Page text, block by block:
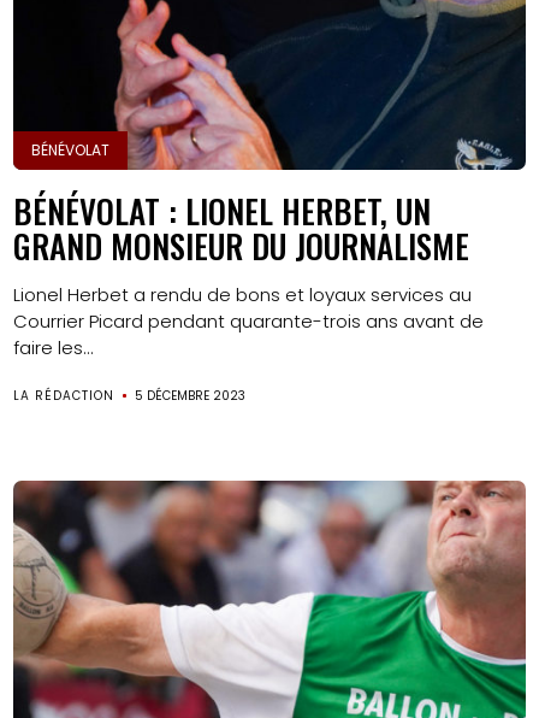
BÉNÉVOLAT
BÉNÉVOLAT : LIONEL HERBET, UN
GRAND MONSIEUR DU JOURNALISME
Lionel Herbet a rendu de bons et loyaux services au
Courrier Picard pendant quarante-trois ans avant de
faire les...
LA RÉDACTION 5 DÉCEMBRE 2023